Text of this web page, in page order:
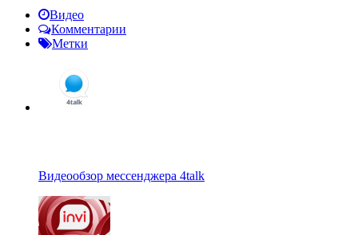
Видео
Комментарии
Метки
Видеообзор мессенджера 4talk